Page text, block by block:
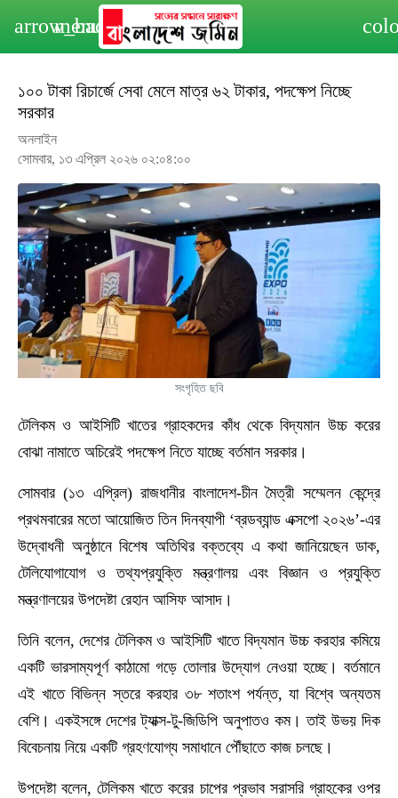
arrow_back
menu
১০০ টাকা রিচার্জে সেবা মেলে মাত্র ৬২ টাকার, পদক্ষেপ নিচ্ছে
সরকার
অনলাইন
সোমবার, ১৩ এপ্রিল ২০২৬ ০২:০৪:০০
সংগৃহিত ছবি
টেলিকম ও আইসিটি খাতের গ্রাহকদের কাঁধ থেকে বিদ্যমান উচ্চ করের
বোঝা নামাতে অচিরেই পদক্ষেপ নিতে যাচ্ছে বর্তমান সরকার।
সোমবার (১৩ এপ্রিল) রাজধানীর বাংলাদেশ-চীন মৈত্রী সম্মেলন কেন্দ্রে
প্রথমবারের মতো আয়োজিত তিন দিনব্যাপী ‘ব্রডব্যান্ড এক্সপো ২০২৬’-এর
উদ্বোধনী অনুষ্ঠানে বিশেষ অতিথির বক্তব্যে এ কথা জানিয়েছেন ডাক,
টেলিযোগাযোগ ও তথ্যপ্রযুক্তি মন্ত্রণালয় এবং বিজ্ঞান ও প্রযুক্তি
মন্ত্রণালয়ের উপদেষ্টা রেহান আসিফ আসাদ।
তিনি বলেন, দেশের টেলিকম ও আইসিটি খাতে বিদ্যমান উচ্চ করহার কমিয়ে
একটি ভারসাম্যপূর্ণ কাঠামো গড়ে তোলার উদ্যোগ নেওয়া হচ্ছে। বর্তমানে
এই খাতে বিভিন্ন স্তরে করহার ৩৮ শতাংশ পর্যন্ত, যা বিশ্বে অন্যতম
বেশি। একইসঙ্গে দেশের ট্যাক্স-টু-জিডিপি অনুপাতও কম। তাই উভয় দিক
বিবেচনায় নিয়ে একটি গ্রহণযোগ্য সমাধানে পৌঁছাতে কাজ চলছে।
উপদেষ্টা বলেন, টেলিকম খাতে করের চাপের প্রভাব সরাসরি গ্রাহকের ওপর